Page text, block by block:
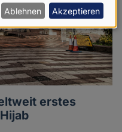
erstes
Ablehnen Akzeptieren